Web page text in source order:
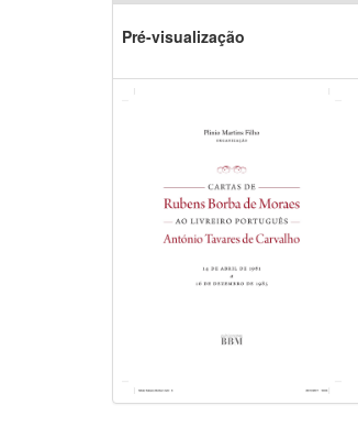
Pré-visualização